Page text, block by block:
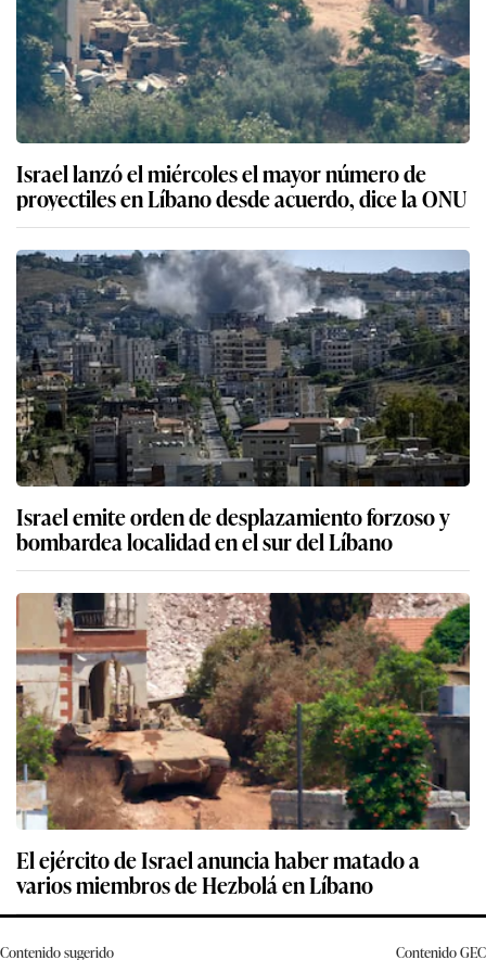
Israel lanzó el miércoles el mayor número de
proyectiles en Líbano desde acuerdo, dice la ONU
Israel emite orden de desplazamiento forzoso y
bombardea localidad en el sur del Líbano
El ejército de Israel anuncia haber matado a
varios miembros de Hezbolá en Líbano
Contenido sugerido ContenidoGEC